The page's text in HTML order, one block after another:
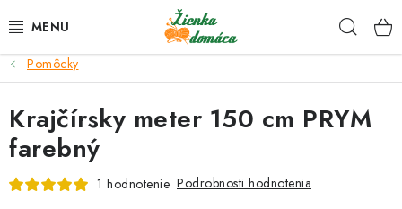
na
NOVINKY*
KLBKÁ
Pomôcky
Krajčírsky meter 150 cm PRYM
farebný
1 hodnotenie Podrobnosti hodnotenia